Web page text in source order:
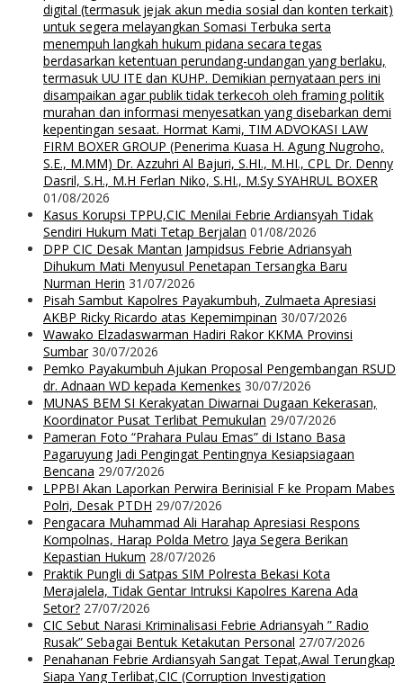
digital (termasuk jejak akun media sosial dan konten terkait)
untuk segera melayangkan Somasi Terbuka serta
menempuh langkah hukum pidana secara tegas
berdasarkan ketentuan perundang-undangan yang berlaku,
termasuk UU ITE dan KUHP. Demikian pernyataan pers ini
disampaikan agar publik tidak terkecoh oleh framing politik
murahan dan informasi menyesatkan yang disebarkan demi
kepentingan sesaat. Hormat Kami, TIM ADVOKASI LAW
FIRM BOXER GROUP (Penerima Kuasa H. Agung Nugroho,
S.E., M.MM) Dr. Azzuhri Al Bajuri, S.HI., M.HI., CPL Dr. Denny
Dasril, S.H., M.H Ferlan Niko, S.HI., M.Sy SYAHRUL BOXER
01/08/2026
Kasus Korupsi TPPU,CIC Menilai Febrie Ardiansyah Tidak
Sendiri Hukum Mati Tetap Berjalan 01/08/2026
DPP CIC Desak Mantan Jampidsus Febrie Adriansyah
Dihukum Mati Menyusul Penetapan Tersangka Baru
Nurman Herin 31/07/2026
Pisah Sambut Kapolres Payakumbuh, Zulmaeta Apresiasi
AKBP Ricky Ricardo atas Kepemimpinan 30/07/2026
Wawako Elzadaswarman Hadiri Rakor KKMA Provinsi
Sumbar 30/07/2026
Pemko Payakumbuh Ajukan Proposal Pengembangan RSUD
dr. Adnaan WD kepada Kemenkes 30/07/2026
MUNAS BEM SI Kerakyatan Diwarnai Dugaan Kekerasan,
Koordinator Pusat Terlibat Pemukulan 29/07/2026
Pameran Foto “Prahara Pulau Emas” di Istano Basa
Pagaruyung Jadi Pengingat Pentingnya Kesiapsiagaan
Bencana 29/07/2026
LPPBI Akan Laporkan Perwira Berinisial F ke Propam Mabes
Polri, Desak PTDH 29/07/2026
Pengacara Muhammad Ali Harahap Apresiasi Respons
Kompolnas, Harap Polda Metro Jaya Segera Berikan
Kepastian Hukum 28/07/2026
Praktik Pungli di Satpas SIM Polresta Bekasi Kota
Merajalela, Tidak Gentar Intruksi Kapolres Karena Ada
Setor? 27/07/2026
CIC Sebut Narasi Kriminalisasi Febrie Adriansyah ” Radio
Rusak” Sebagai Bentuk Ketakutan Personal 27/07/2026
Penahanan Febrie Ardiansyah Sangat Tepat,Awal Terungkap
Siapa Yang Terlibat,CIC (Corruption Investigation